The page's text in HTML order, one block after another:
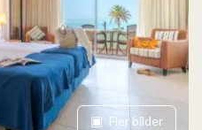
Fler bilder